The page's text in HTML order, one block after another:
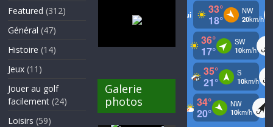
Featured (312)
Général (47)
Histoire (14)
Jeux (11)
Jouer au golf
facilement (24)
Loisirs (59)
Galerie
photos